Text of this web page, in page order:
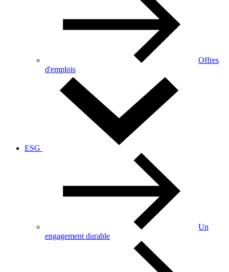
Offres
d'emplois
ESG
Un
engagement durable